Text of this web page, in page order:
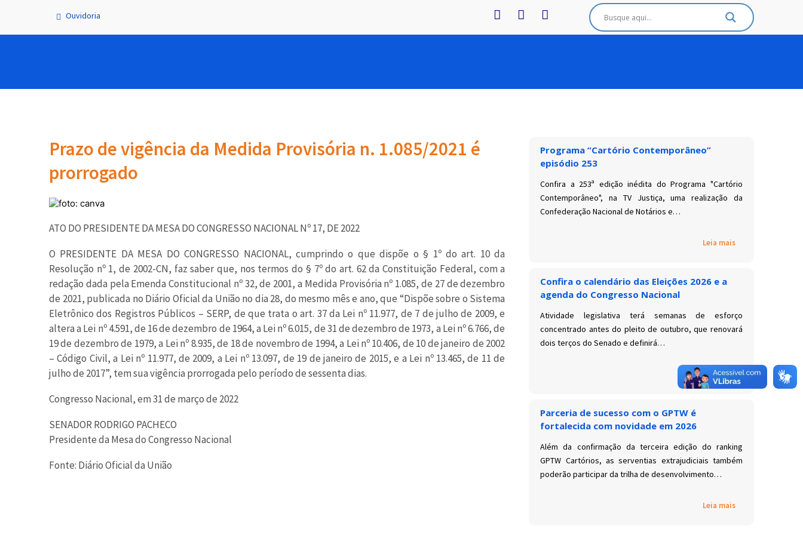
Ouvidoria
Prazo de vigência da Medida Provisória n. 1.085/2021 é
prorrogado
ATO DO PRESIDENTE DA MESA DO CONGRESSO NACIONAL Nº 17, DE 2022
O PRESIDENTE DA MESA DO CONGRESSO NACIONAL, cumprindo o que dispõe o § 1º do art. 10 da
Resolução nº 1, de 2002-CN, faz saber que, nos termos do § 7º do art. 62 da Constituição Federal, com a
redação dada pela Emenda Constitucional nº 32, de 2001, a Medida Provisória nº 1.085, de 27 de dezembro
de 2021, publicada no Diário Oficial da União no dia 28, do mesmo mês e ano, que “Dispõe sobre o Sistema
Eletrônico dos Registros Públicos – SERP, de que trata o art. 37 da Lei nº 11.977, de 7 de julho de 2009, e
altera a Lei nº 4.591, de 16 de dezembro de 1964, a Lei nº 6.015, de 31 de dezembro de 1973, a Lei nº 6.766, de
19 de dezembro de 1979, a Lei nº 8.935, de 18 de novembro de 1994, a Lei nº 10.406, de 10 de janeiro de 2002
– Código Civil, a Lei nº 11.977, de 2009, a Lei nº 13.097, de 19 de janeiro de 2015, e a Lei nº 13.465, de 11 de
julho de 2017”, tem sua vigência prorrogada pelo período de sessenta dias.
Congresso Nacional, em 31 de março de 2022
SENADOR RODRIGO PACHECO
Presidente da Mesa do Congresso Nacional
Fonte: Diário Oficial da União
Programa “Cartório Contemporâneo”
episódio 253
Confira a 253ª edição inédita do Programa "Cartório
Contemporâneo", na TV Justiça, uma realização da
Confederação Nacional de Notários e…
Leia mais
Confira o calendário das Eleições 2026 e a
agenda do Congresso Nacional
Atividade legislativa terá semanas de esforço
concentrado antes do pleito de outubro, que renovará
dois terços do Senado e definirá…
Leia mais
Parceria de sucesso com o GPTW é
fortalecida com novidade em 2026
Além da confirmação da terceira edição do ranking
GPTW Cartórios, as serventias extrajudiciais também
poderão participar da trilha de desenvolvimento…
Leia mais